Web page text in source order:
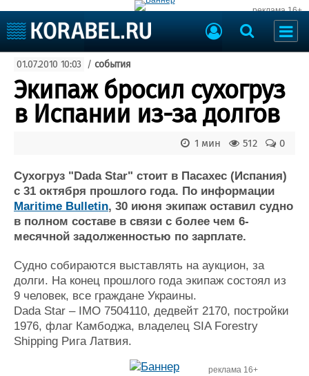
реклама 16+
Судоходство
Судоремонт
События
Пресс-релизы
Порты
Еще
Судостроение
Пульс
Новости
Репутация
Работа
Крюинг
Журнал
Реклама
Торговая площадка
Доска объявлений
Продажа флота
Изделия
Материалы
Услуги
01.07.2010 10:03 / события
Экипаж бросил сухогруз
в Испании из-за долгов
0
512
1 мин
Сухогруз "Dada Star" стоит в Пасахес (Испания)
с 31 октября прошлого года. По информации
Maritime Bulletin, 30 июня экипаж оставил судно
в полном составе в связи с более чем 6-
месячной задолженностью по зарплате.
Судно собираются выставлять на аукцион, за
долги. На конец прошлого года экипаж состоял из
9 человек, все граждане Украины.
Dada Star – IMO 7504110, дедвейт 2170, постройки
1976, флаг Камбоджа, владелец SIA Forestry
Shipping Рига Латвия.
реклама 16+